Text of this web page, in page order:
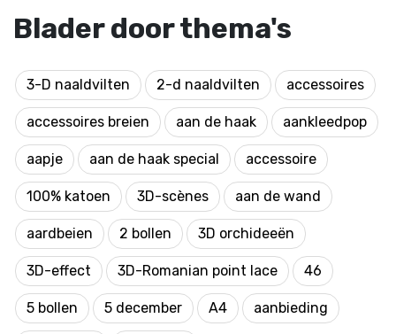
Blader door thema's
3-D naaldvilten 2-d naaldvilten accessoires
accessoires breien aan de haak aankleedpop
aapje aan de haak special accessoire
100% katoen 3D-scènes aan de wand
aardbeien 2 bollen 3D orchideeën
3D-effect 3D-Romanian point lace 46
5 bollen 5 december A4 aanbieding